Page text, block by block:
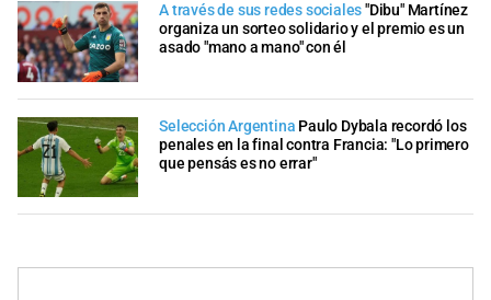
A través de sus redes sociales"Dibu" Martínez
organiza un sorteo solidario y el premio es un
asado "mano a mano" con él
Selección Argentina Paulo Dybala recordó los
penales en la final contra Francia: "Lo primero
que pensás es no errar"